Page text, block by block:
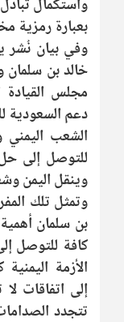
واستكمال
بعبارة رمزية
وفي بيان نُشر
خالد بن سلمان
مجلس القيادة
دعم السعودية
الشعب اليمني
للتوصل إلى
وينقل اليمن
وتمثل تلك
بن سلمان
كافة للتوصل
الأزمة
إلى اتفاقات
تتجدد